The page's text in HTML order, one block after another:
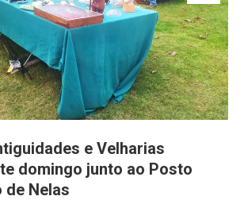
e Velharias
domingo junto ao Posto
de Nelas